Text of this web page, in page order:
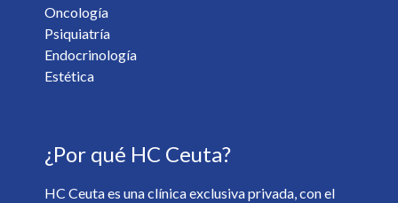
¿Desea recibir información de nuestro centro? *
Sí
No
Privacidad. *
Oncología
Psiquiatría
Endocrinología
Estética
¿Por qué HC Ceuta?
HC Ceuta es una clínica exclusiva privada, con el